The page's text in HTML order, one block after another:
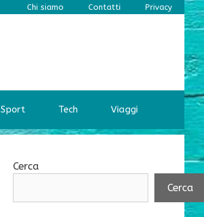
Chi siamo Contatti Privacy
Sport Tech Viaggi
Cerca
Cerca